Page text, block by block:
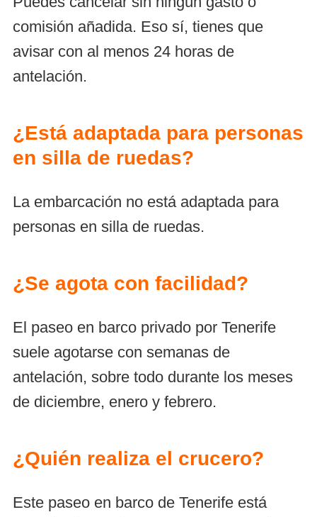
comisión añadida. Eso sí, tienes que
avisar con al menos 24 horas de
antelación.
¿Está adaptada para personas
en silla de ruedas?
La embarcación no está adaptada para
personas en silla de ruedas.
¿Se agota con facilidad?
El paseo en barco privado por Tenerife
suele agotarse con semanas de
antelación, sobre todo durante los meses
de diciembre, enero y febrero.
¿Quién realiza el crucero?
Este paseo en barco de Tenerife está